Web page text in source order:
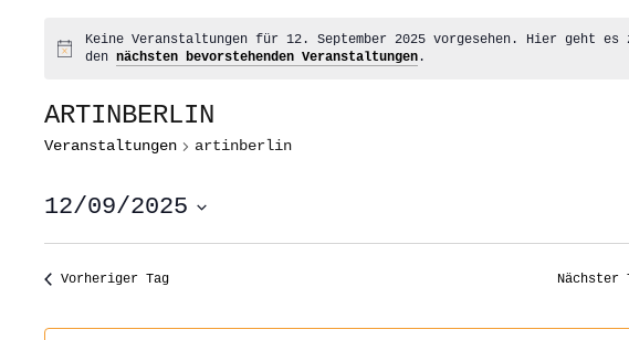
Hinweis
Keine Veranstaltungen für 12. September 2025 vorgesehen. Hier geht es
dennächsten bevorstehenden Veranstaltungen .
ARTINBERLIN
Veranstaltungen artinberlin
12/09/2025
wählen.
Vorheriger Tag Nächster